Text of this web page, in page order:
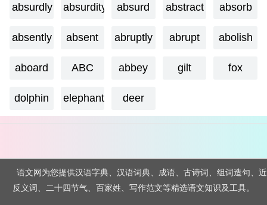
absurdly absurdity absurd abstract absorb
absently absent abruptly abrupt abolish
aboard ABC abbey gilt fox
dolphin elephant deer
语文网为您提供汉语字典、汉语词典、成语、古诗词、组词造句、近
反义词、二十四节气、百家姓、写作范文等精选语文知识及工具。